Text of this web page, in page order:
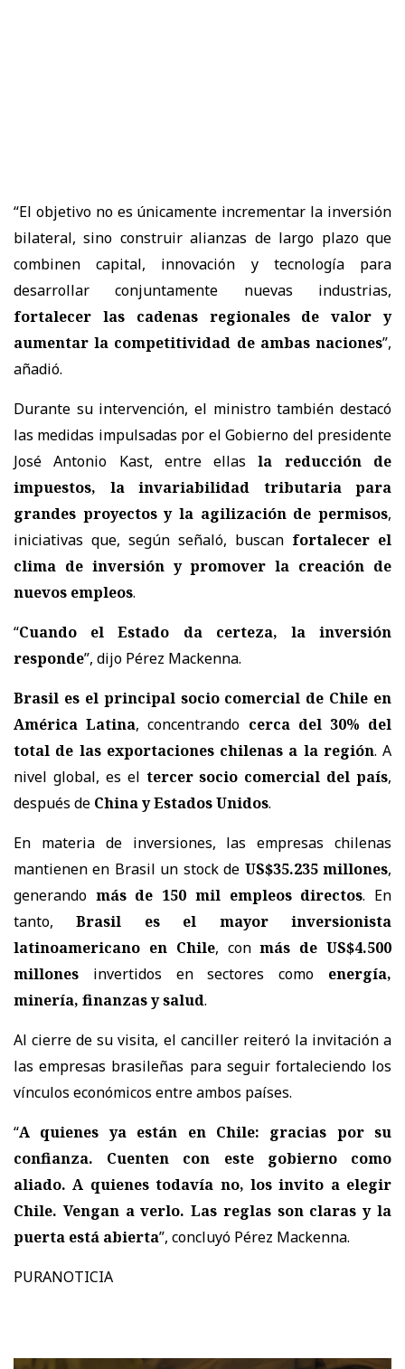
“El objetivo no es únicamente incrementar la inversión
bilateral, sino construir alianzas de largo plazo que
combinen capital, innovación y tecnología para
desarrollar conjuntamente nuevas industrias,
fortalecer las cadenas regionales de valor y
aumentar la competitividad de ambas naciones”,
añadió.
Durante su intervención, el ministro también destacó
las medidas impulsadas por el Gobierno del presidente
José Antonio Kast, entre ellasla reducción de
impuestos, la invariabilidad tributaria para
grandes proyectos y la agilización de permisos,
iniciativas que, según señaló, buscan fortalecer el
clima de inversión y promover la creación de
nuevos empleos.
“Cuando el Estado da certeza, la inversión
responde”, dijo Pérez Mackenna.
Brasil es el principal socio comercial de Chile en
América Latina, concentrando cerca del 30% del
total de las exportaciones chilenas a la región. A
nivel global, es el tercer socio comercial del país,
después de China y Estados Unidos.
En materia de inversiones, las empresas chilenas
mantienen en Brasil un stock de US$35.235 millones,
generando más de 150 mil empleos directos. En
tanto,Brasil es el mayor inversionista
latinoamericano en Chile, conmás de US$4.500
millones invertidos en sectores como energía,
minería, finanzas y salud.
Al cierre de su visita, el canciller reiteró la invitación a
las empresas brasileñas para seguir fortaleciendo los
vínculos económicos entre ambos países.
“A quienes ya están en Chile: gracias por su
confianza. Cuenten con este gobierno como
aliado. A quienes todavía no, los invito a elegir
Chile. Vengan a verlo. Las reglas son claras y la
puerta está abierta”, concluyó Pérez Mackenna.
PURANOTICIA